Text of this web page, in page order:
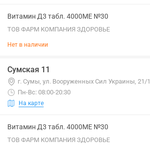
Витамин Д3 табл. 4000МЕ №30
ТОВ ФАРМ КОМПАНИЯ ЗДОРОВЬЕ
Нет в наличии
Сумская 11
г. Сумы, ул. Вооруженных Сил Украины, 21/1
Пн-Вс: 08:00-20:30
На карте
Витамин Д3 табл. 4000МЕ №30
ТОВ ФАРМ КОМПАНИЯ ЗДОРОВЬЕ